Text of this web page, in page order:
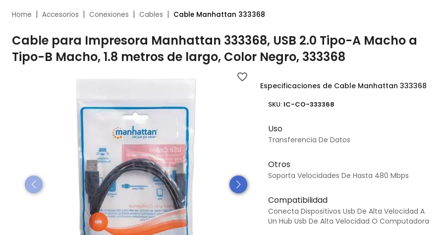
Home | Accesorios | Conexiones | Cables | Cable Manhattan 333368
Cable para Impresora Manhattan 333368, USB 2.0 Tipo-A Macho a
Tipo-B Macho, 1.8 metros de largo, Color Negro, 333368
Especificaciones de Cable Manhattan 333368
SKU: IC-CO-333368
Uso
Transferencia De Datos
Otros
Soporta Velocidades De Hasta 480 Mbps
Compatibilidad
Conecta Dispositivos Usb De Alta Velocidad A
Un Hub Usb De Alta Velocidad O Computadora